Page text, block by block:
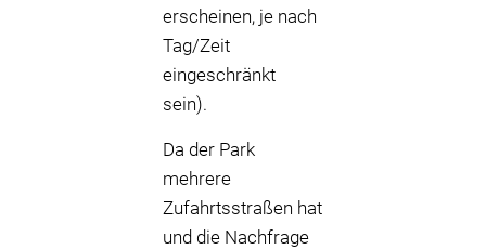
erscheinen, je nach
Tag/Zeit
eingeschränkt
sein).
Da der Park
mehrere
Zufahrtsstraßen hat
und die Nachfrage